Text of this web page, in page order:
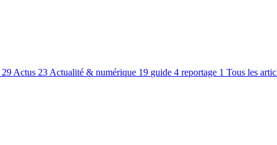
29 Actus 23 Actualité & numérique 19 guide 4 reportage 1 Tous les